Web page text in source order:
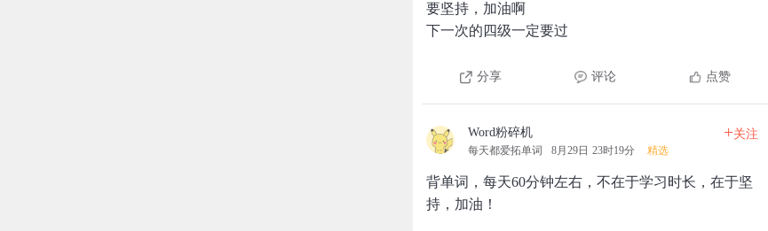
要坚持，加油啊
下一次的四级一定要过
分享 评论 点赞
Word粉碎机
每天都爱拓单词 8月29日 23时19分 精选
+关注
背单词，每天60分钟左右，不在于学习时长，在于坚
持，加油！